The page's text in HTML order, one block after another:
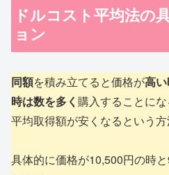
ドルコスト平均法の
ョン
同額を積み立てると価格が高
時は数を多く 購入することに
平均取得額が安くなるという方
具体的に価格が10,500円の時